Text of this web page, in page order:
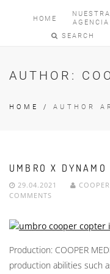
HOME
NUESTRA
AGENCIA
SEARCH
AUTHOR:
HOME / AUTHOR
UMBRO X DYNAMO
29.04.2021
COMMENTS
Production: COOPER
production abilities such